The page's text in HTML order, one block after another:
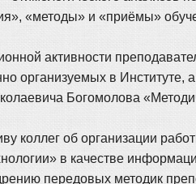
«методы» и «приёмы»
активности
организуемых в Институте,
Богомолова
коллег об организации
в качестве
передовых методик